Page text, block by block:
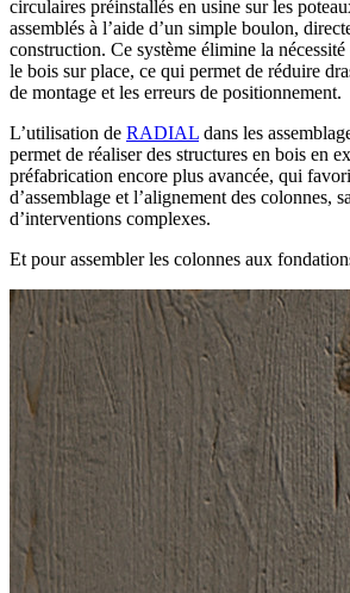
circulaires préinstallés en usine sur les
assemblés à l’aide d’un simple boulon,
construction. Ce système élimine la
le bois sur place, ce qui permet de réduire
de montage et les erreurs de positionnement.
L’utilisation de RADIAL dans les
permet de réaliser des structures en bois en
préfabrication encore plus avancée, qui
d’assemblage et l’alignement des colonnes,
d’interventions complexes.
Et pour assembler les colonnes aux